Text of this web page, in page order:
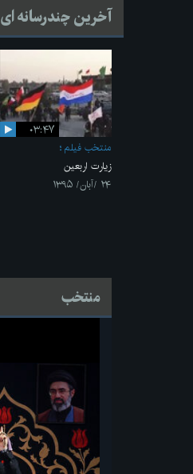
آخرین چندرسانه ای
۰۳:۴۷
منتخب فیلم
زیارت اربعین
۲۴ /آبان/ ۱۳۹۵
منتخب